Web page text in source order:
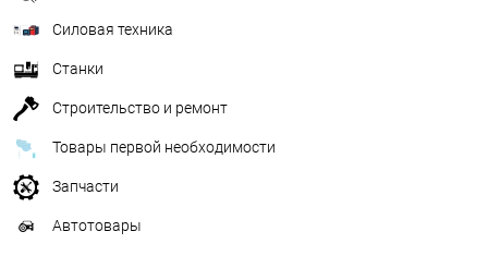
Силовая техника
Станки
Строительство и ремонт
Товары первой необходимости
Запчасти
Автотовары